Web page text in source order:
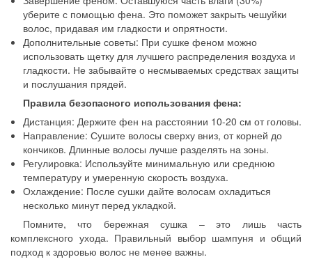
уберите с помощью фена. Это поможет закрыть чешуйки
волос, придавая им гладкости и опрятности.
Дополнительные советы: При сушке феном можно
использовать щетку для лучшего распределения воздуха и
гладкости. Не забывайте о несмываемых средствах защиты
и послушания прядей.
Правила безопасного использования фена:
Дистанция: Держите фен на расстоянии 10-20 см от головы.
Направление: Сушите волосы сверху вниз, от корней до
кончиков. Длинные волосы лучше разделять на зоны.
Регулировка: Используйте минимальную или среднюю
температуру и умеренную скорость воздуха.
Охлаждение: После сушки дайте волосам охладиться
несколько минут перед укладкой.
Помните, что бережная сушка – это лишь часть
комплексного ухода. Правильный выбор шампуня и общий
подход к здоровью волос не менее важны.